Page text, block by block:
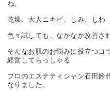
ね。
乾燥、大人ニキビ、しみ、しわ
色々試しても、なかなか改善さ
そんなお肌のお悩みに役立つコ
経営してらっしゃる
プロのエステティシャン石田鈴
なりました。